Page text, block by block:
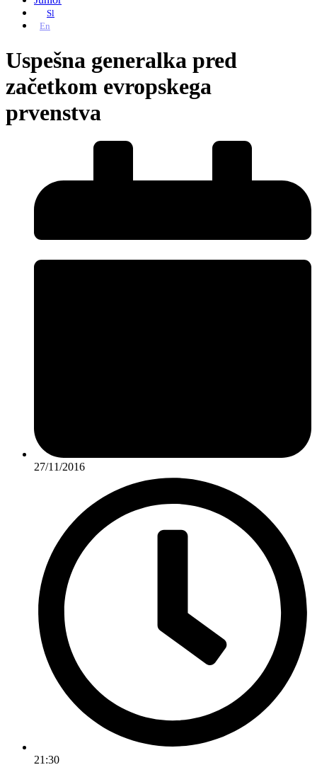
Sl
En
Uspešna generalka pred
začetkom evropskega
prvenstva
27/11/2016
21:30